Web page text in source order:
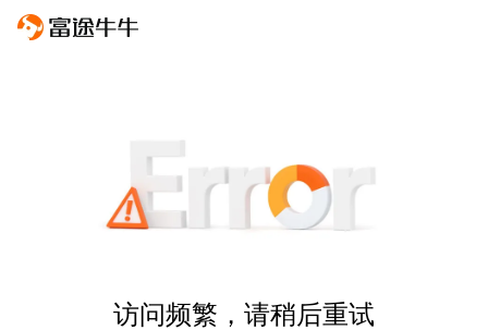
访问频繁，请稍后重试